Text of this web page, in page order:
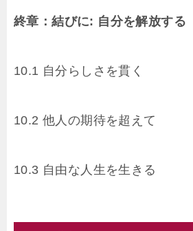
終章：結びに: 自分を解放する
10.1 自分らしさを貫く
10.2 他人の期待を超えて
10.3 自由な人生を生きる